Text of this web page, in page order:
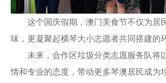
这个国庆假期，澳门美食节不仅为居
味，更凝聚起横琴大小志愿者共同搭建的
未来，合作区垃圾分类志愿服务队将
情和专业的态度，带动更多琴澳居民成为